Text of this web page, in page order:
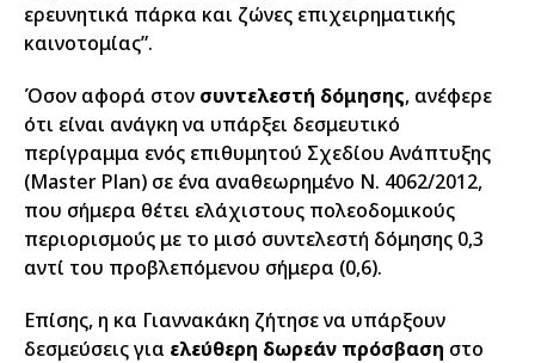
ερευνητικά πάρκα και ζώνες επιχειρηματικής
καινοτομίας”.
Όσον αφορά στον συντελεστή δόμησης, ανέφερε
ότι είναι ανάγκη να υπάρξει δεσμευτικό
περίγραμμα ενός επιθυμητού Σχεδίου Ανάπτυξης
(Master Plan) σε ένα αναθεωρημένο Ν. 4062/2012,
που σήμερα θέτει ελάχιστους πολεοδομικούς
περιορισμούς με το μισό συντελεστή δόμησης 0,3
αντί του προβλεπόμενου σήμερα (0,6).
Επίσης, η κα Γιαννακάκη ζήτησε να υπάρξουν
δεσμεύσεις για ελεύθερη δωρεάν πρόσβαση στο